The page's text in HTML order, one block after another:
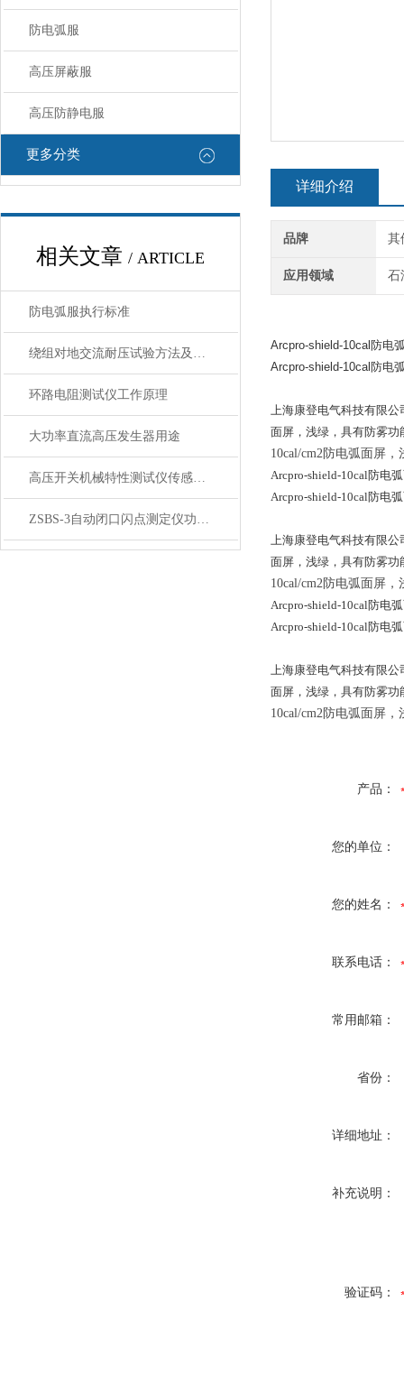
防电弧服
高压屏蔽服
高压防静电服
更多分类
相关文章 / ARTICLE
防电弧服执行标准
绕组对地交流耐压试验方法及操作步骤
环路电阻测试仪工作原理
大功率直流高压发生器用途
高压开关机械特性测试仪传感器的安装
ZSBS-3自动闭口闪点测定仪功能特点
详细介绍
品牌 其
应用领域 石
Arcpro-shield-10cal防电
Arcpro-shield-10cal防电
上海康登电气科技有限公
面屏，浅绿，具有防雾
10cal/cm2防电弧面屏
Arcpro-shield-10cal防电
Arcpro-shield-10cal防电
上海康登电气科技有限公
面屏，浅绿，具有防雾
10cal/cm2防电弧面屏
Arcpro-shield-10cal防电
Arcpro-shield-10cal防电
上海康登电气科技有限公
面屏，浅绿，具有防雾
10cal/cm2防电弧面屏
产品：
您的单位：
您的姓名：
联系电话：
常用邮箱：
省份：
详细地址：
补充说明：
验证码：